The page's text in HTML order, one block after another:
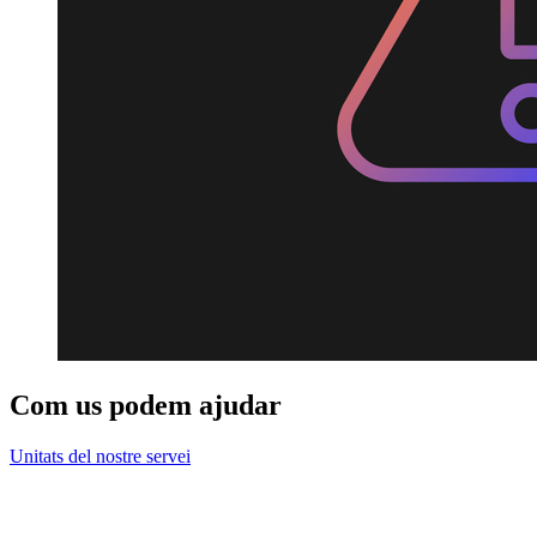
Com us podem ajudar
Unitats del nostre servei